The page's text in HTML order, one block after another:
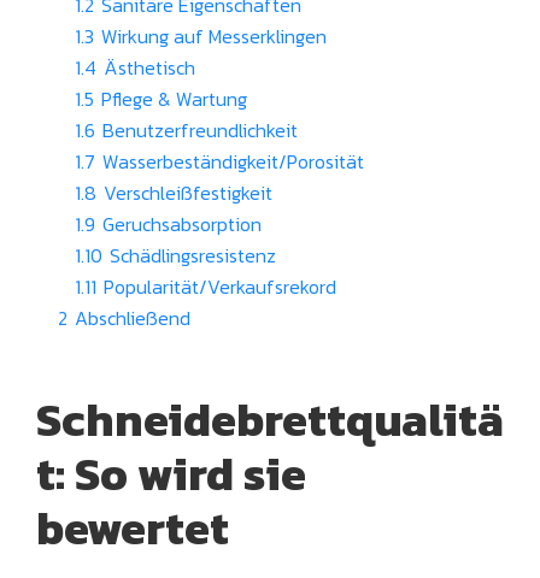
1.3 Wirkung auf Messerklingen
1.4 Ästhetisch
1.5 Pflege & Wartung
1.6 Benutzerfreundlichkeit
1.7 Wasserbeständigkeit/Porosität
1.8 Verschleißfestigkeit
1.9 Geruchsabsorption
1.10 Schädlingsresistenz
1.11 Popularität/Verkaufsrekord
2 Abschließend
Schneidebrettqualitä
t: So wird sie
bewertet